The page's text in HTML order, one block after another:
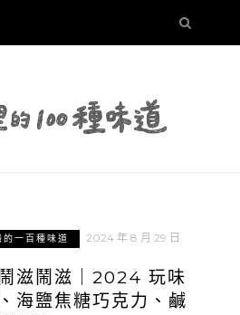
的一百種味道 2024 年 8 月 29 日
滋鬧滋｜2024 玩味
海鹽焦糖巧克力、鹹